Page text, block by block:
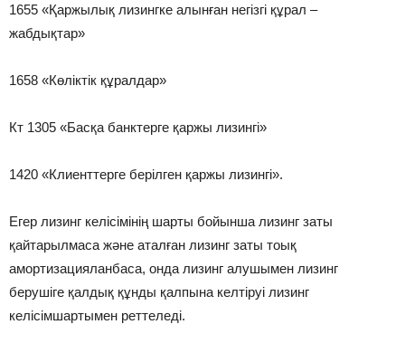
1655 «Қаржылық лизингке алынған негізгі құрал –
жабдықтар»
1658 «Көліктік құралдар»
Кт 1305 «Басқа банктерге қаржы лизингі»
1420 «Клиенттерге берілген қаржы лизингі».
Егер лизинг келісімінің шарты бойынша лизинг заты
қайтарылмаса және аталған лизинг заты тоық
амортизацияланбаса, онда лизинг алушымен лизинг
берушіге қалдық құнды қалпына келтіруі лизинг
келісімшартымен реттеледі.